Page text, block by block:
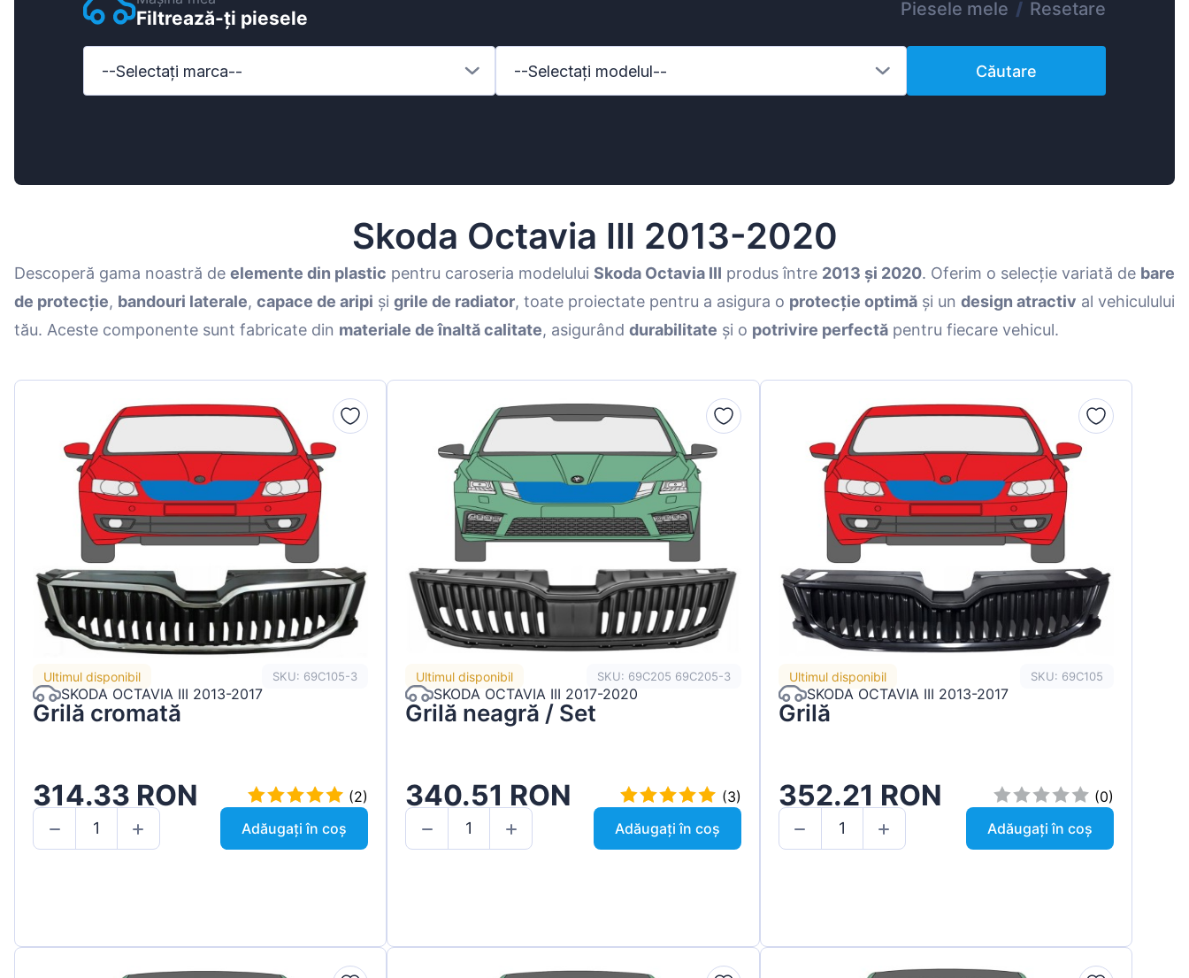
Magyar
Lietuvių
Hrvatski
Hyundai
Mazda
Mercedes-Benz
Opel Vauxhall
Peugeot
Renault
Seat
Skoda
Suzuki
Tesla
Toyota
Filtrează-ți piesele Piesele mele / Resetare
--Selectați marca-- --Selectați modelul-- Căutare
Skoda Octavia III 2013-2020
Descoperă gama noastră de elemente din plastic pentru caroseria modelului Skoda Octavia III produs între 2013 și 2020. Oferim o selecție variată de bare
de protecție, bandouri laterale, capace de aripi și grile de radiator, toate proiectate pentru a asigura o protecție optimă și un design atractiv al vehiculului
tău. Aceste componente sunt fabricate din materiale de înaltă calitate, asigurând durabilitate și o potrivire perfectă pentru fiecare vehicul.
Ultimul disponibil SKU: 69C105-3
SKODA OCTAVIA III 2013-2017
Grilă cromată
314.33 RON
(2)
Adăugați în coș
Ultimul disponibil SKU: 69C205 69C205-3
SKODA OCTAVIA III 2017-2020
Grilă neagră / Set
340.51 RON
(3)
Adăugați în coș
Ultimul disponibil SKU: 69C105
SKODA OCTAVIA III 2013-2017
Grilă
352.21 RON
(0)
Adăugați în coș